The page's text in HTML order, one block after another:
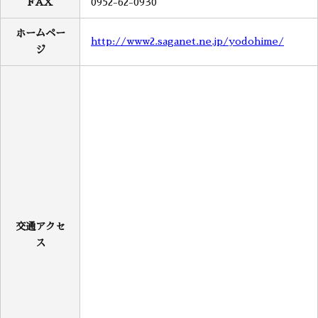
ホームペー
ジ
http://www2.saganet.ne.jp/yodohime/
交通アクセ
ス